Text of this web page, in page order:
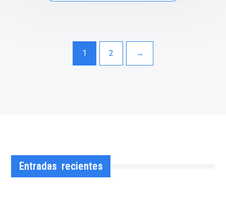
1 2 →
Entradas recientes